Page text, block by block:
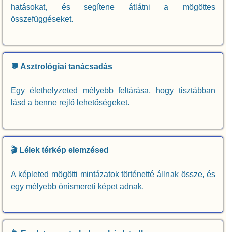
hatásokat, és segítene átlátni a mögöttes
összefüggéseket.
💬 Asztrológiai tanácsadás
Egy élethelyzeted mélyebb feltárása, hogy tisztábban
lásd a benne rejlő lehetőségeket.
🎬 Lélek térkép elemzésed
A képleted mögötti mintázatok történetté állnak össze, és
egy mélyebb önismereti képet adnak.